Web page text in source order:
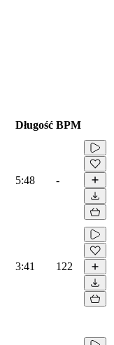
Długość BPM
5:48 -
3:41 122